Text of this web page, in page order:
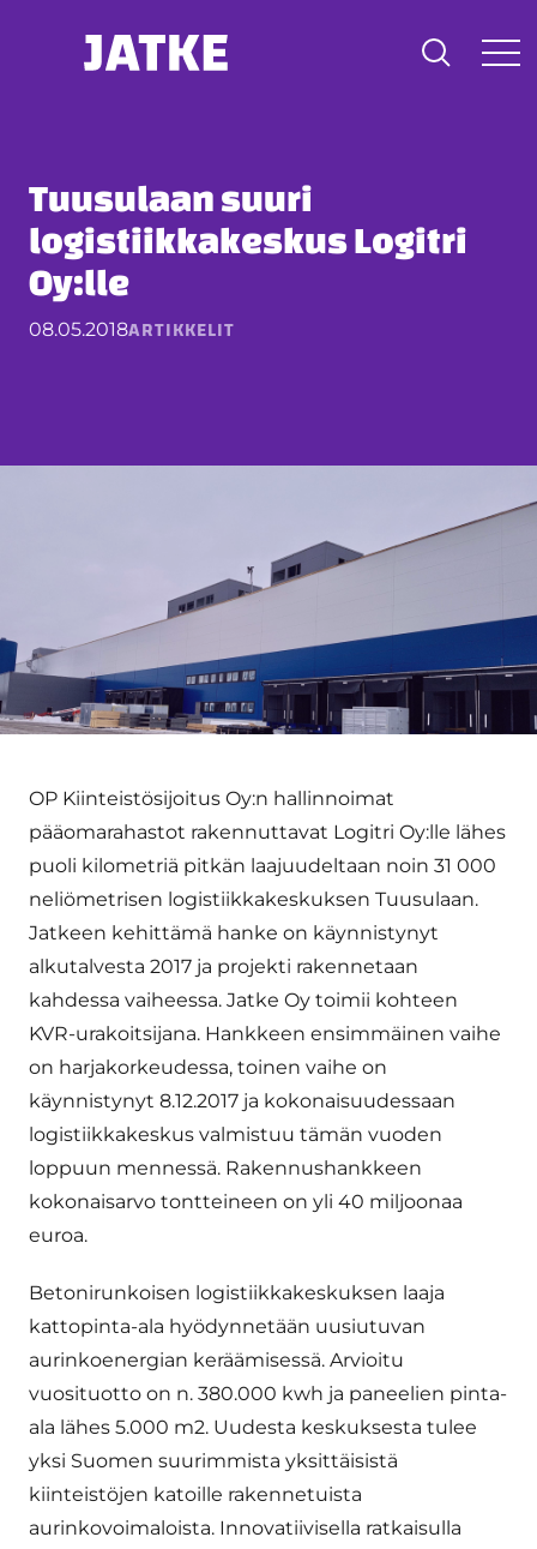
Tuusulaan suuri
logistiikkakeskus Logitri
Oy:lle
08.05.2018ARTIKKELIT
OP Kiinteistösijoitus Oy:n hallinnoimat
pääomarahastot rakennuttavat Logitri Oy:lle lähes
puoli kilometriä pitkän laajuudeltaan noin 31 000
neliömetrisen logistiikkakeskuksen Tuusulaan.
Jatkeen kehittämä hanke on käynnistynyt
alkutalvesta 2017 ja projekti rakennetaan
kahdessa vaiheessa. Jatke Oy toimii kohteen
KVR-urakoitsijana. Hankkeen ensimmäinen vaihe
on harjakorkeudessa, toinen vaihe on
käynnistynyt 8.12.2017 ja kokonaisuudessaan
logistiikkakeskus valmistuu tämän vuoden
loppuun mennessä. Rakennushankkeen
kokonaisarvo tontteineen on yli 40 miljoonaa
euroa.
Betonirunkoisen logistiikkakeskuksen laaja
kattopinta-ala hyödynnetään uusiutuvan
aurinkoenergian keräämisessä. Arvioitu
vuosituotto on n. 380.000 kwh ja paneelien pinta-
ala lähes 5.000 m2. Uudesta keskuksesta tulee
yksi Suomen suurimmista yksittäisistä
kiinteistöjen katoille rakennetuista
aurinkovoimaloista. Innovatiivisella ratkaisulla